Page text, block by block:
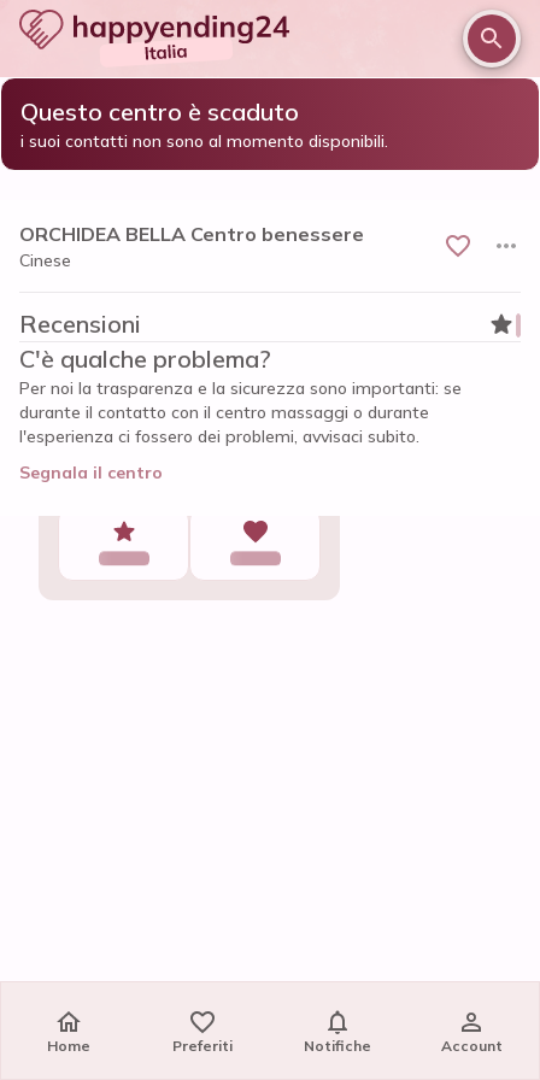
Home / Brescia e provincia / Brescia
ORCHIDEA BELLA Centro benessere
Questo centro è scaduto
i suoi contatti non sono al momento disponibili.
ORCHIDEA BELLA Centro benessere
Cinese
Recensioni
C'è qualche problema?
Per noi la trasparenza e la sicurezza sono importanti: se
durante il contatto con il centro massaggi o durante
l'esperienza ci fossero dei problemi, avvisaci subito.
Segnala il centro
Home Preferiti Notifiche Account
Home Preferiti Notifiche Account